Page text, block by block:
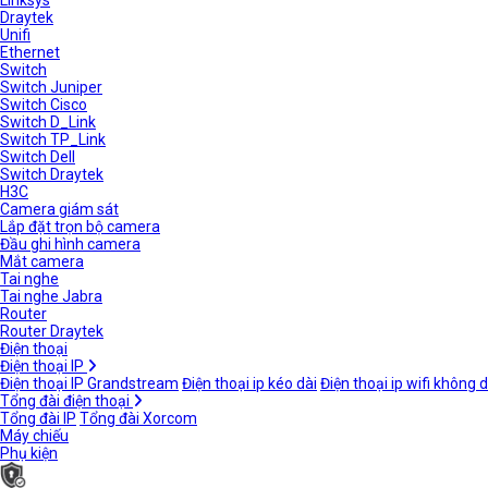
Draytek
Unifi
Ethernet
Switch
Switch Juniper
Switch Cisco
Switch D_Link
Switch TP_Link
Switch Dell
Switch Draytek
H3C
Camera giám sát
Lắp đặt trọn bộ camera
Đầu ghi hình camera
Mắt camera
Tai nghe
Tai nghe Jabra
Router
Router Draytek
Điện thoại
Điện thoại IP
Điện thoại IP Grandstream Điện thoại ip kéo dài Điện thoại ip wifi không
Tổng đài điện thoại
Tổng đài IP Tổng đài Xorcom
Máy chiếu
Phụ kiện